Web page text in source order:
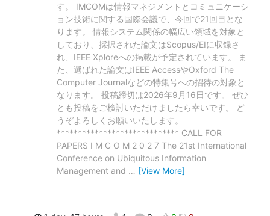
す。 IMCOMは情報マネジメントとコミュニケーシ
ョン技術に関する国際会議で、今回で21回目とな
ります。 情報システム関係の幅広い領域を対象と
しており、採択された論文はScopus/EIに収録さ
れ、IEEE Xploreへの掲載が予定されています。 ま
た、選ばれた論文はIEEE AccessやOxford The
Computer Journalなどの特集号への招待の対象と
なります。 投稿締切は2026年9月16日です。 ぜひ
とも投稿をご検討いただけましたら幸いです。 ど
うぞよろしくお願いいたします。
***************************** CALL FOR
PAPERS I M C O M 2 0 2 7 The 21st International
Conference on Ubiquitous Information
Management and … [View More]